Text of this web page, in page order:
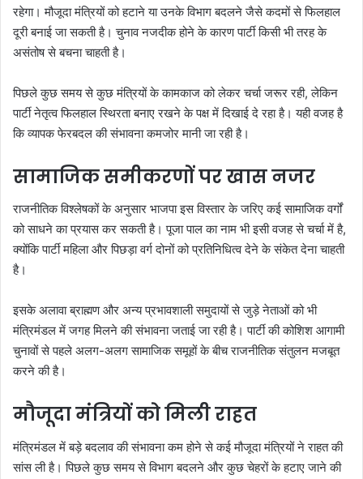
रहेगा। मौजूदा मंत्रियों को हटाने या उनके विभाग बदलने जैसे कदमों से फिलहाल
दूरी बनाई जा सकती है। चुनाव नजदीक होने के कारण पार्टी किसी भी तरह के
असंतोष से बचना चाहती है।
पिछले कुछ समय से कुछ मंत्रियों के कामकाज को लेकर चर्चा जरूर रही, लेकिन
पार्टी नेतृत्व फिलहाल स्थिरता बनाए रखने के पक्ष में दिखाई दे रहा है। यही वजह है
कि व्यापक फेरबदल की संभावना कमजोर मानी जा रही है।
सामाजिक समीकरणों पर खास नजर
राजनीतिक विश्लेषकों के अनुसार भाजपा इस विस्तार के जरिए कई सामाजिक वर्गों
को साधने का प्रयास कर सकती है। पूजा पाल का नाम भी इसी वजह से चर्चा में है,
क्योंकि पार्टी महिला और पिछड़ा वर्ग दोनों को प्रतिनिधित्व देने के संकेत देना चाहती
है।
इसके अलावा ब्राह्मण और अन्य प्रभावशाली समुदायों से जुड़े नेताओं को भी
मंत्रिमंडल में जगह मिलने की संभावना जताई जा रही है। पार्टी की कोशिश आगामी
चुनावों से पहले अलग-अलग सामाजिक समूहों के बीच राजनीतिक संतुलन मजबूत
करने की है।
मौजूदा मंत्रियों को मिली राहत
मंत्रिमंडल में बड़े बदलाव की संभावना कम होने से कई मौजूदा मंत्रियों ने राहत की
सांस ली है। पिछले कुछ समय से विभाग बदलने और कुछ चेहरों के हटाए जाने की